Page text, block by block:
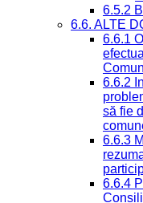
6.5.2
6.6. ALTE
6.6.1
6.6.2
să fie
6.6.3
6.6.4